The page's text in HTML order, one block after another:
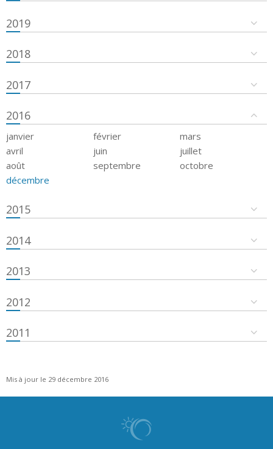
2019
2018
2017
2016
janvier février
mars
avril
juin
juillet
août
septembre
octobre
décembre
2015
2014
2013
2012
2011
Mis à jour le 29 décembre 2016